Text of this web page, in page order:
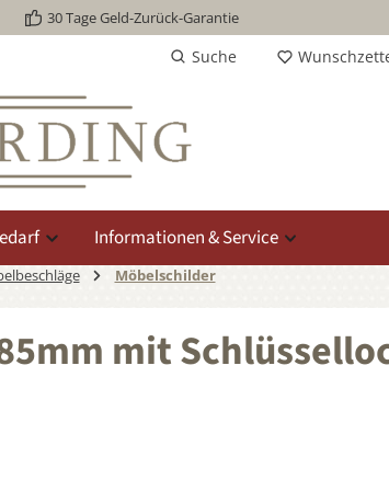
30 Tage Geld-Zurück-Garantie
Suche
Informationen & Service
Möbelschilder
mit